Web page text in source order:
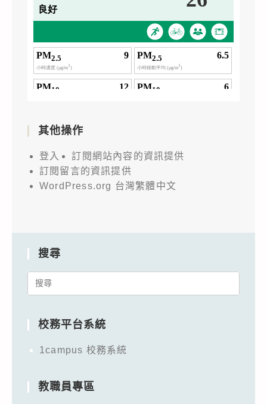
其他操作
登入
訂閱網站內容的資訊提供
訂閱留言的資訊提供
WordPress.org 台灣繁體中文
搜尋
Search
校務平台系統
1campus 校務系統
教職員專區